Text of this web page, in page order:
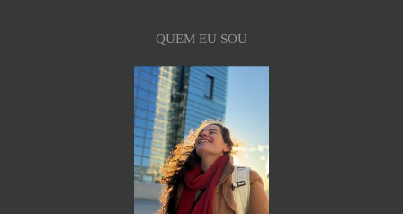
QUEM EU SOU